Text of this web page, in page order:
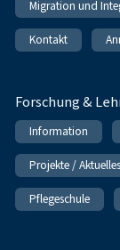
Migration und
Kontakt
Forschung &
Information
Projekte / Aktuelles
Pflegeschule